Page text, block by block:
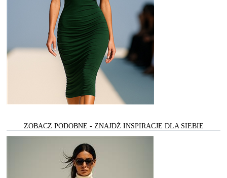
ZOBACZ PODOBNE - ZNAJDŻ INSPIRACJE DLA SIEBIE